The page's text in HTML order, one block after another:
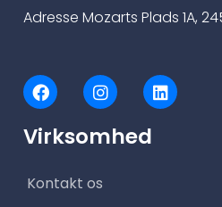
Adresse Mozarts Plads 1A,
F
a
e
b
o
I
n
t
a
r
L
i
Virksomhed
Kontakt os